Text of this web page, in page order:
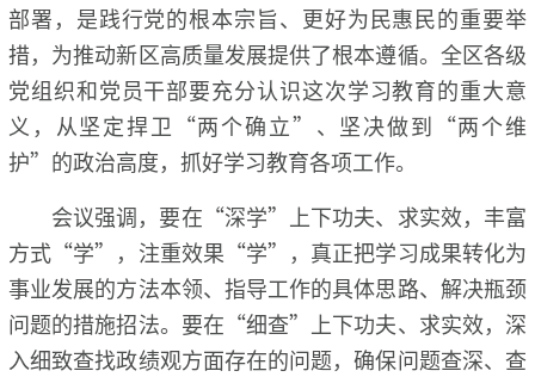
部署，是践行党的根本宗旨、更好为民惠民的重要举
措，为推动新区高质量发展提供了根本遵循。全区各级
党组织和党员干部要充分认识这次学习教育的重大意
义，从坚定捍卫“两个确立”、坚决做到“两个维
护”的政治高度，抓好学习教育各项工作。
会议强调，要在“深学”上下功夫、求实效，丰富
方式“学”，注重效果“学”，真正把学习成果转化为
事业发展的方法本领、指导工作的具体思路、解决瓶颈
问题的措施招法。要在“细查”上下功夫、求实效，深
入细致查找政绩观方面存在的问题，确保问题查深、查